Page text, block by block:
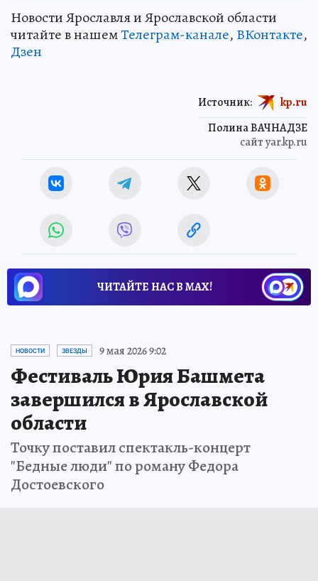
Новости Ярославля и Ярославской области
читайте в нашемТелеграм-канале, ВКонтакте,
Дзен
Полина ВАЧНАДЗЕ
сайт yar.kp.ru
Источник: kp.ru
ЧИТАЙТЕ НАС В МАХ!
НОВОСТИ ЗВЕЗДЫ 9 мая 2026 9:02
Фестиваль Юрия Башмета
завершился в Ярославской
области
Точку поставил спектакль-концерт
"Бедные люди" по роману Федора
Достоевского